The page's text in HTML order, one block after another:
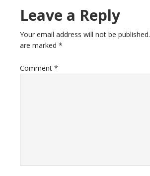
Leave a Reply
Your email address will not be published.
are marked *
Comment *